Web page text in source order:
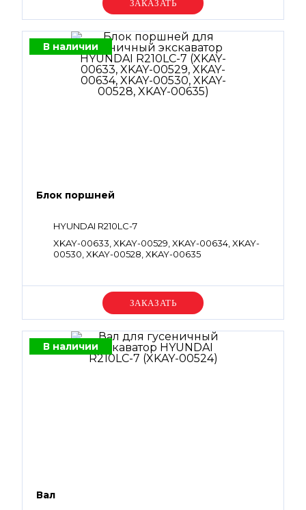
Уточняйте цену
В наличии
Блок поршней
HYUNDAI R210LC-7
XKAY-00633, XKAY-00529, XKAY-00634, XKAY-
00530, XKAY-00528, XKAY-00635
Уточняйте цену
В наличии
Вал